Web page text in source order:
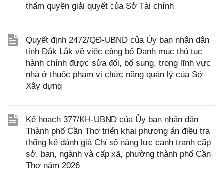
thẩm quyền giải quyết của Sở Tài chính
Quyết định 2472/QĐ-UBND của Ủy ban nhân dân
tỉnh Đắk Lắk về việc công bố Danh mục thủ tục
hành chính được sửa đổi, bổ sung, trong lĩnh vực
nhà ở thuộc phạm vi chức năng quản lý của Sở
Xây dựng
Kế hoạch 377/KH-UBND của Ủy ban nhân dân
Thành phố Cần Thơ triển khai phương án điều tra
thống kê đánh giá Chỉ số năng lực cạnh tranh cấp
sở, ban, ngành và cấp xã, phường thành phố Cần
Thơ năm 2026